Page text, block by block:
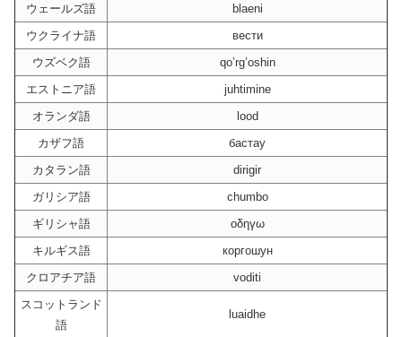
ウェールズ語
blaeni
ウクライナ語
вести
ウズベク語
qo’rg’oshin
エストニア語
juhtimine
オランダ語
lood
カザフ語
бастау
カタラン語
dirigir
ガリシア語
chumbo
ギリシャ語
οδηγω
キルギス語
коргошун
クロアチア語
voditi
スコットランド
語
luaidhe